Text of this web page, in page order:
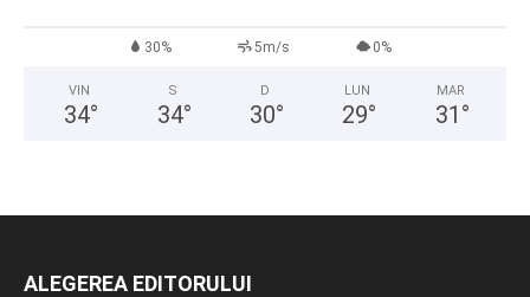
30% 5m/s 0%
VIN
34°
S
34°
D
30°
LUN
29°
MAR
31 °
ALEGEREA EDITORULUI